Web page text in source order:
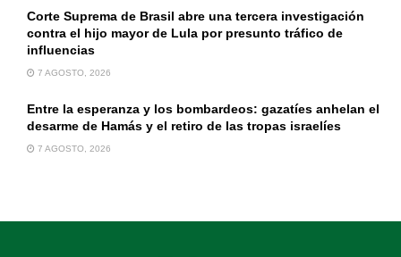
Corte Suprema de Brasil abre una tercera investigación
contra el hijo mayor de Lula por presunto tráfico de
influencias
7 AGOSTO, 2026
Entre la esperanza y los bombardeos: gazatíes anhelan el
desarme de Hamás y el retiro de las tropas israelíes
7 AGOSTO, 2026